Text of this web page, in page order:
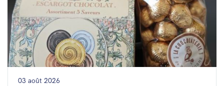
03 août 2026